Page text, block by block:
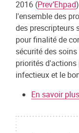
2016 (Prev’Ehpad
l'ensemble des
des prescripteurs
pour finalité de
sécurité des
priorités
infectieux et le
En savoir